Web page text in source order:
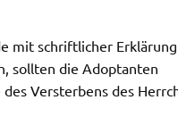
mit schriftlicher Erklärung
sollten die Adoptanten
Versterbens des